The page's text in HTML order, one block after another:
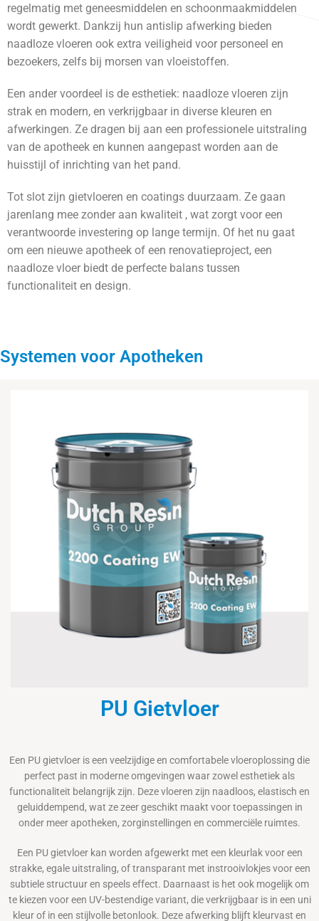
regelmatig met geneesmiddelen en schoonmaakmiddelen
wordt gewerkt. Dankzij hun antislip afwerking bieden
naadloze vloeren ook extra veiligheid voor personeel en
bezoekers, zelfs bij morsen van vloeistoffen.
Een ander voordeel is de esthetiek: naadloze vloeren zijn
strak en modern, en verkrijgbaar in diverse kleuren en
afwerkingen. Ze dragen bij aan een professionele uitstraling
van de apotheek en kunnen aangepast worden aan de
huisstijl of inrichting van het pand.
Tot slot zijn gietvloeren en coatings duurzaam. Ze gaan
jarenlang mee zonder aan kwaliteit , wat zorgt voor een
verantwoorde investering op lange termijn. Of het nu gaat
om een nieuwe apotheek of een renovatieproject, een
naadloze vloer biedt de perfecte balans tussen
functionaliteit en design.
Systemen voor Apotheken
PU Gietvloer
Een PU gietvloer is een veelzijdige en comfortabele vloeroplossing die
perfect past in moderne omgevingen waar zowel esthetiek als
functionaliteit belangrijk zijn. Deze vloeren zijn naadloos, elastisch en
geluiddempend, wat ze zeer geschikt maakt voor toepassingen in
onder meer apotheken, zorginstellingen en commerciële ruimtes.
Een PU gietvloer kan worden afgewerkt met een kleurlak voor een
strakke, egale uitstraling, of transparant met instrooivlokjes voor een
subtiele structuur en speels effect. Daarnaast is het ook mogelijk om
te kiezen voor een UV-bestendige variant, die verkrijgbaar is in een uni
kleur of in een stijlvolle betonlook. Deze afwerking blijft kleurvast en